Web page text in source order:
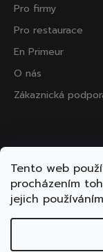
Tento web
procházením
jejich
Pro firmy
Pro restaurace
En Primeur
O nás
Zákaznická
Přijímáme